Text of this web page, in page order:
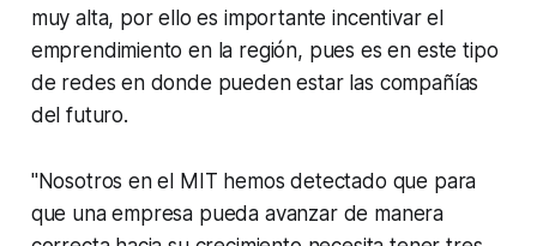
muy alta, por ello es importante incentivar el
emprendimiento en la región, pues es en este tipo
de redes en donde pueden estar las compañías
del futuro.
"Nosotros en el MIT hemos detectado que para
que una empresa pueda avanzar de manera